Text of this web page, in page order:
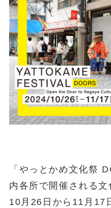
「やっとかめ文化祭
内各所で開催される
10月26日から11月17